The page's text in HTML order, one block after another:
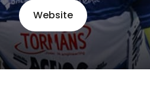
Website